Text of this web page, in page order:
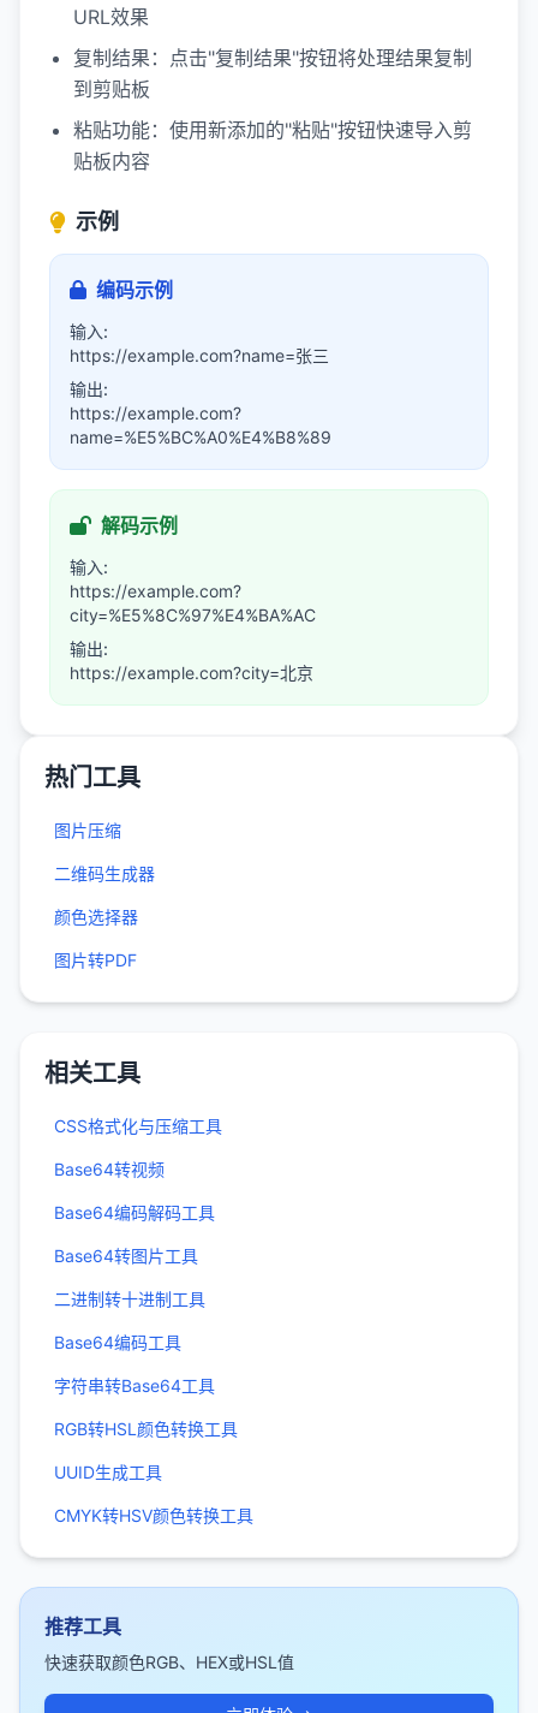
URL效果
复制结果： 点击"复制结果"按钮将处理结果复制
到剪贴板
粘贴功能： 使用新添加的"粘贴"按钮快速导入剪
贴板内容
示例
编码示例
输入:
https://example.com?name=张三
输出:
https://example.com?
name=%E5%BC%A0%E4%B8%89
解码示例
输入:
https://example.com?
city=%E5%8C%97%E4%BA%AC
输出:
https://example.com?city=北京
热门工具
图片压缩
二维码生成器
颜色选择器
图片转PDF
相关工具
CSS格式化与压缩工具
Base64转视频
Base64编码解码工具
Base64转图片工具
二进制转十进制工具
Base64编码工具
字符串转Base64工具
RGB转HSL颜色转换工具
UUID生成工具
CMYK转HSV颜色转换工具
推荐工具
快速获取颜色RGB、HEX或HSL值